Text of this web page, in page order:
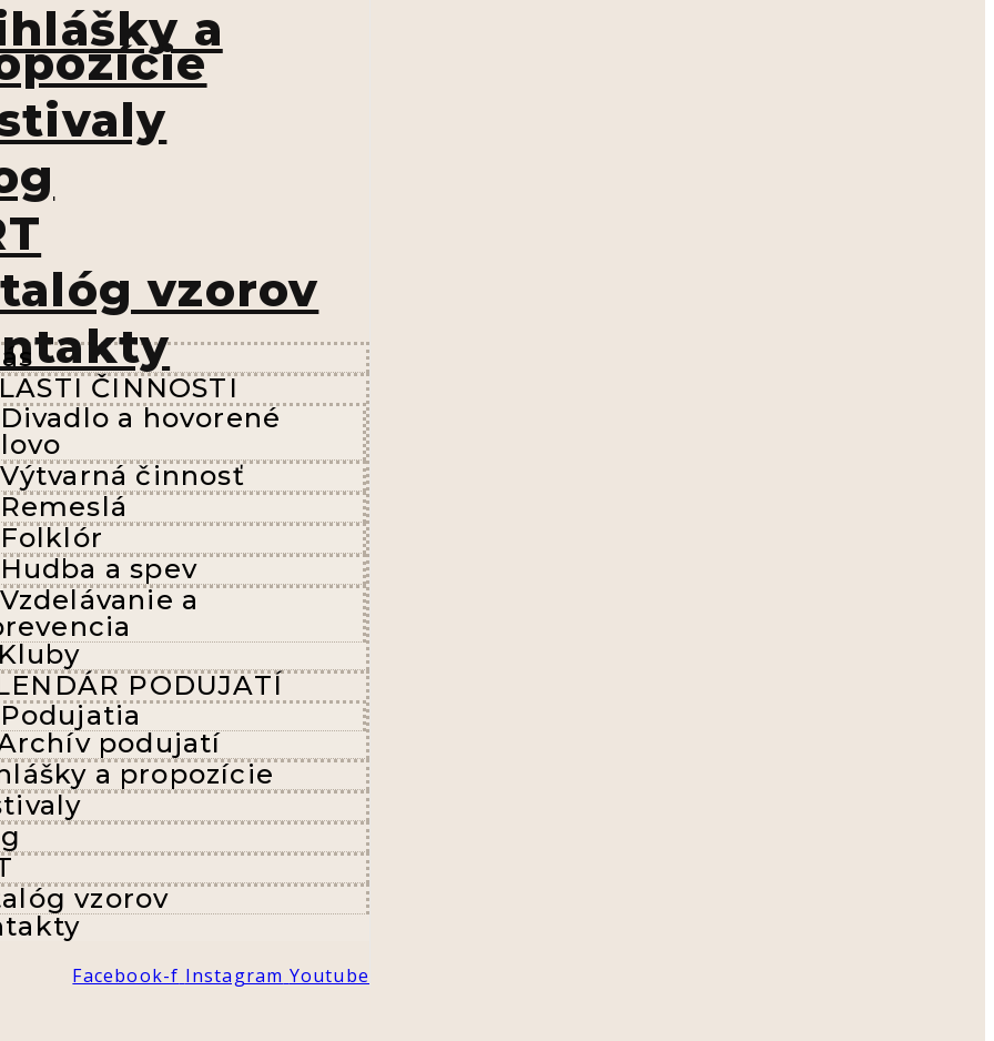
a
vzorov
ČINNOSTI
Divadlo a hovorené
Výtvarná činnosť
Remeslá
Folklór
Hudba a spev
Vzdelávanie a
Kluby
PODUJATÍ
Podujatia
podujatí
a propozície
vzorov
Facebook-f Instagram Youtube